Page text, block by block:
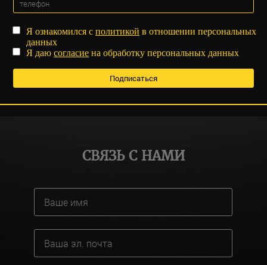
Я ознакомился сполитикой в отношении персональных
данных
Я даюсогласие на обработку персональных данных
СВЯЗЬ С НАМИ